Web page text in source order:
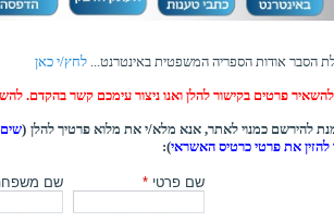
הסבר אודות הספריה המשפטית באינטרנט... לחץ/י כאן
להשאיר פרטים בקישור להלן ואנו ניצור עימכם קשר בהקדם.
להירשם כמנוי לאתר, אנא מלא/י את מלוא פרטיך להלן (
להזין את פרטי כרטיס האשראי):
שם פרטי * שם